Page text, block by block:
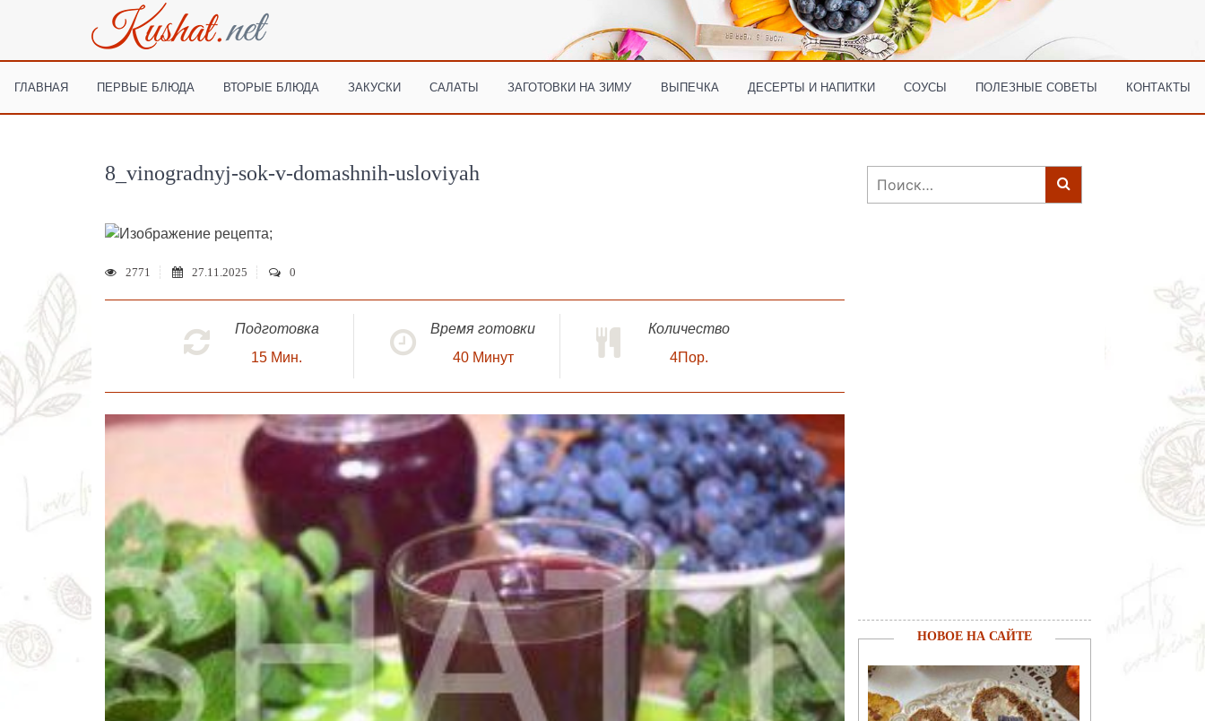
ГЛАВНАЯ ПЕРВЫЕ БЛЮДА ВТОРЫЕ БЛЮДА ЗАКУСКИ САЛАТЫ ЗАГОТОВКИ НА ЗИМУ ВЫПЕЧКА ДЕСЕРТЫ И НАПИТКИ СОУСЫ ПОЛЕЗНЫЕ СОВЕТЫ КОНТАКТЫ
8_vinogradnyj-sok-v-domashnih-usloviyah
;
2771 27.11.2025 0
Подготовка
15 Мин.
Время готовки
40 Минут
Количество
4Пор.
Найти:
НОВОЕ НА САЙТЕ